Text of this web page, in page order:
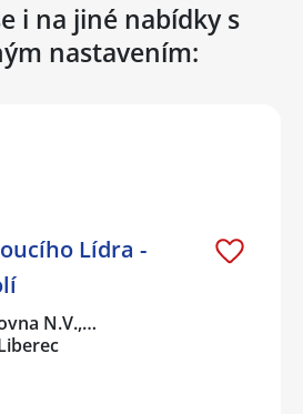
i na jiné nabídky s
nastavením:
Lídra -
N.V.,…